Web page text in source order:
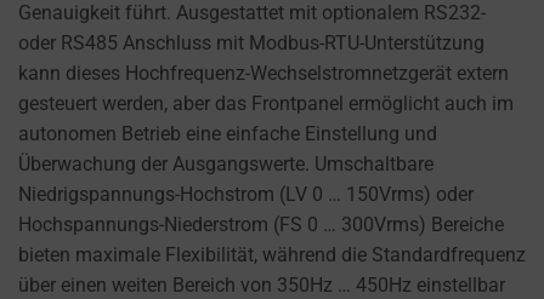
Genauigkeit führt. Ausgestattet mit optionalem RS232-
oder RS485 Anschluss mit Modbus-RTU-Unterstützung
kann dieses Hochfrequenz-Wechselstromnetzgerät extern
gesteuert werden, aber das Frontpanel ermöglicht auch im
autonomen Betrieb eine einfache Einstellung und
Überwachung der Ausgangswerte. Umschaltbare
Niedrigspannungs-Hochstrom (LV 0 … 150Vrms) oder
Hochspannungs-Niederstrom (FS 0 … 300Vrms) Bereiche
bieten maximale Flexibilität, während die Standardfrequenz
über einen weiten Bereich von 350Hz … 450Hz einstellbar
DATA FOR
TARGETING.
USER
DATA
CONTROLS THE
STORAGE OF
USER-SPECIFIC
DATA FOR AD
TRACKING,
but
can
also
track
your
online
behavior.
Consent
refers